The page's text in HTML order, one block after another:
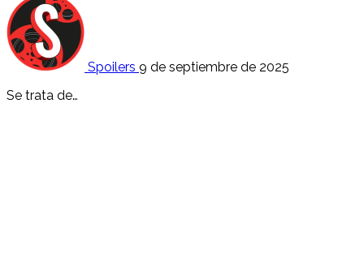
Spoilers 9 de septiembre de 2025
Se trata de…